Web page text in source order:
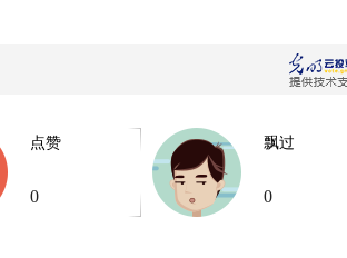
点赞
0
飘过
0